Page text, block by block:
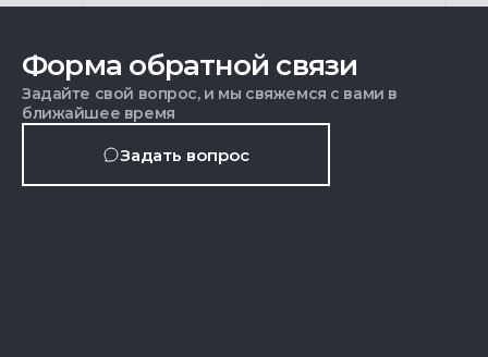
Форма обратной связи
Задайте свой вопрос, и мы свяжемся с вами в
ближайшее время
Задать вопрос